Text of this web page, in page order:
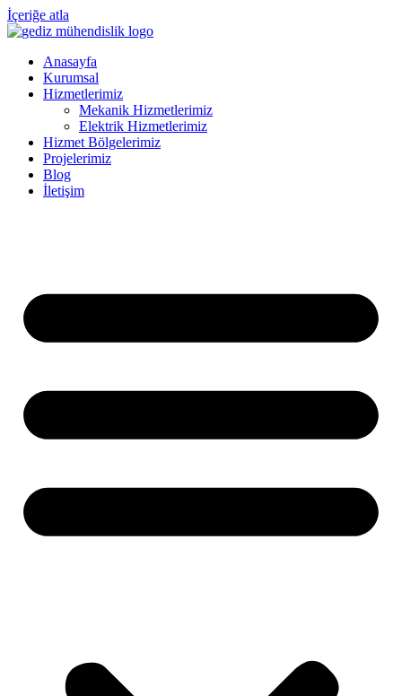
İçeriğe atla
Anasayfa
Kurumsal
Hizmetlerimiz
Mekanik Hizmetlerimiz
Elektrik Hizmetlerimiz
Hizmet Bölgelerimiz
Projelerimiz
Blog
İletişim